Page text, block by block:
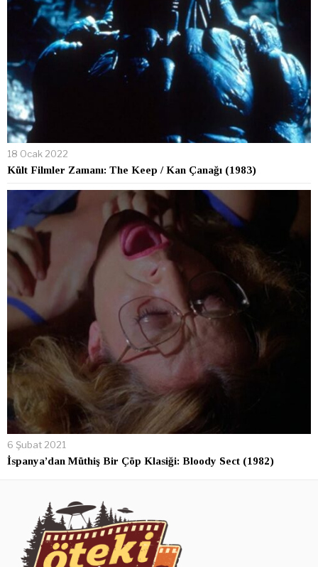
18 Ocak 2022
Kült Filmler Zamanı: The Keep / Kan Çanağı (1983)
6 Şubat 2021
İspanya’dan Müthiş Bir Çöp Klasiği: Bloody Sect (1982)